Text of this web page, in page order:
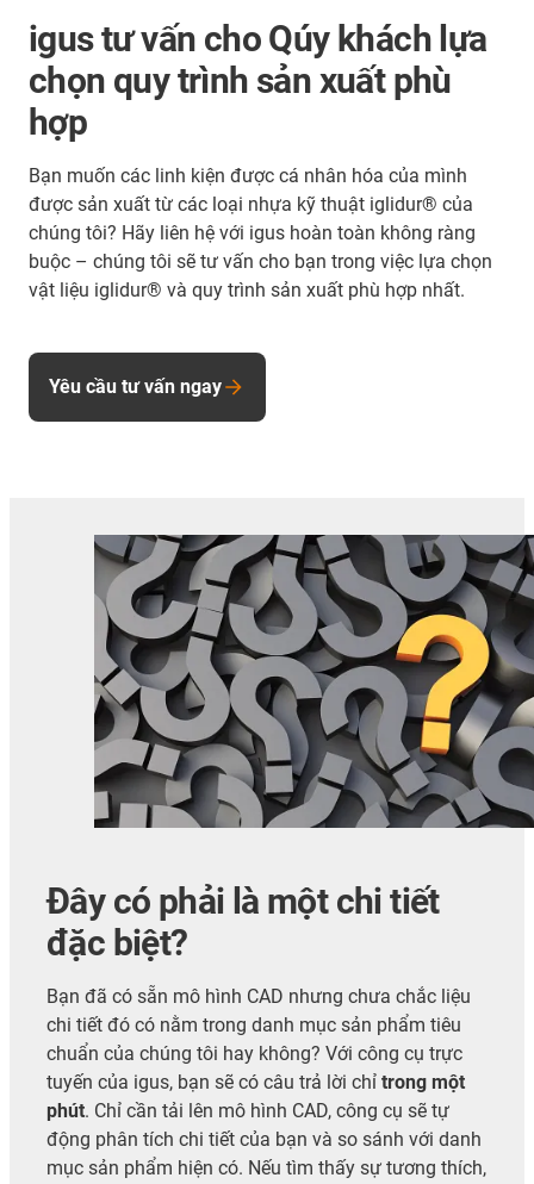
igus tư vấn cho Qúy khách lựa
chọn quy trình sản xuất phù
hợp
Bạn muốn các linh kiện được cá nhân hóa của mình
được sản xuất từ các loại nhựa kỹ thuật iglidur® của
chúng tôi? Hãy liên hệ với igus hoàn toàn không ràng
buộc – chúng tôi sẽ tư vấn cho bạn trong việc lựa chọn
vật liệu iglidur® và quy trình sản xuất phù hợp nhất.
Yêu cầu tư vấn ngay
Đây có phải là một chi tiết
đặc biệt?
Bạn đã có sẵn mô hình CAD nhưng chưa chắc liệu
chi tiết đó có nằm trong danh mục sản phẩm tiêu
chuẩn của chúng tôi hay không? Với công cụ trực
tuyến của igus, bạn sẽ có câu trả lời chỉ trong một
phút. Chỉ cần tải lên mô hình CAD, công cụ sẽ tự
động phân tích chi tiết của bạn và so sánh với danh
mục sản phẩm hiện có. Nếu tìm thấy sự tương thích,